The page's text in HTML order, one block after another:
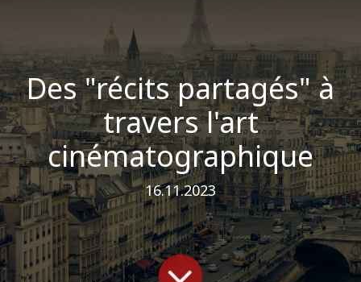
Des "récits partagés" à
travers l'art
cinématographique
16.11.2023